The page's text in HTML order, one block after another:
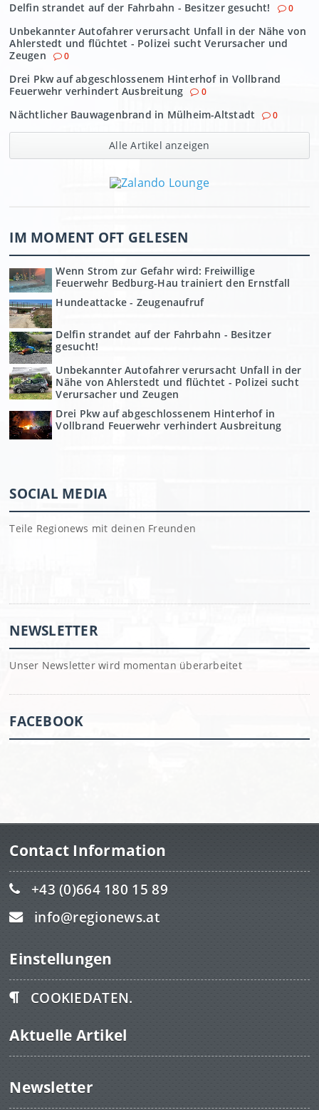
Delfin strandet auf der Fahrbahn - Besitzer gesucht! 0
Unbekannter Autofahrer verursacht Unfall in der Nähe von
Ahlerstedt und flüchtet - Polizei sucht Verursacher und
Zeugen
0
Drei Pkw auf abgeschlossenem Hinterhof in Vollbrand
Feuerwehr verhindert Ausbreitung
0
Nächtlicher Bauwagenbrand in Mülheim-Altstadt 0
Alle Artikel anzeigen
IM MOMENT OFT GELESEN
Wenn Strom zur Gefahr wird: Freiwillige
Feuerwehr Bedburg-Hau trainiert den Ernstfall
Hundeattacke - Zeugenaufruf
Delfin strandet auf der Fahrbahn - Besitzer
gesucht!
Unbekannter Autofahrer verursacht Unfall in der
Nähe von Ahlerstedt und flüchtet - Polizei sucht
Verursacher und Zeugen
Drei Pkw auf abgeschlossenem Hinterhof in
Vollbrand Feuerwehr verhindert Ausbreitung
SOCIAL MEDIA
Teile Regionews mit deinen Freunden
NEWSLETTER
Unser Newsletter wird momentan überarbeitet
FACEBOOK
Contact Information
+43 (0)664 180 15 89
info@regionews.at
Einstellungen
COOKIEDATEN.
Aktuelle Artikel
Newsletter